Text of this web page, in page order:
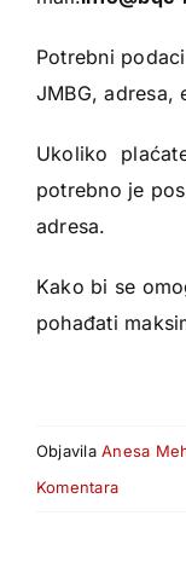
Potrebni
JMBG, adresa,
Ukoliko
potrebno je
adresa.
Kako bi se
pohađati
ObjavilaAnesa
Komentara